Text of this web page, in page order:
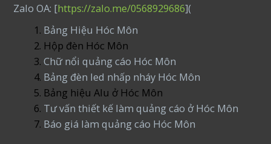
Zalo OA: [https://zalo.me/0568929686](
Bảng Hiệu Hóc Môn
Hộp đèn Hóc Môn
Chữ nổi quảng cáo Hóc Môn
Bảng đèn led nhấp nháy Hóc Môn
Bảng hiệu Alu ở Hóc Môn
Tư vấn thiết kế làm quảng cáo ở Hóc Môn
Báo giá làm quảng cáo Hóc Môn